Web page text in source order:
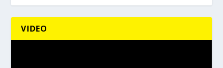
VIDEO